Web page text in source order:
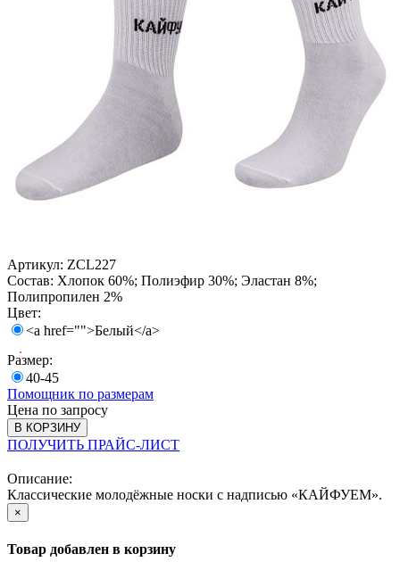
Артикул: ZCL227
Состав: Хлопок 60%; Полиэфир 30%; Эластан 8%;
Полипропилен 2%
Цвет:
<a href="">Белый</a>
Размер:
40-45
Помощник по размерам
Цена по запросу
В КОРЗИНУ
ПОЛУЧИТЬ ПРАЙС-ЛИСТ
Описание:
Классические молодёжные носки с надписью «КАЙФУЕМ».
×
Товар добавлен в корзину